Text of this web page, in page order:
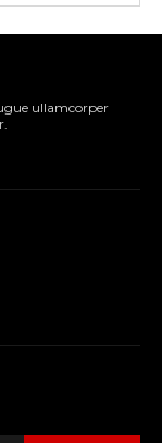
ullamcorper